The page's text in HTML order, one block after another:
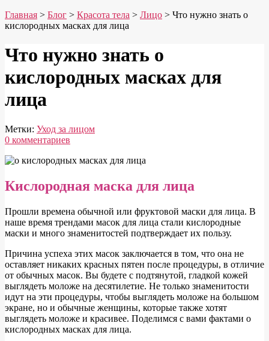
Главная > Блог > Красота тела > Лицо > Что нужно знать о
кислородных масках для лица
Что нужно знать о
кислородных масках для
лица
Метки: Уход за лицом
0 комментариев
нужно
знать
о
кислородных
масках
для
лица
Кислородная маска для лица
Прошли времена обычной или фруктовой маски для лица. В
наше время трендами масок для лица стали кислородные
маски и много знаменитостей подтверждает их пользу.
Причина успеха этих масок заключается в том, что она не
оставляет никаких красных пятен после процедуры, в отличие
от обычных масок. Вы будете с подтянутой, гладкой кожей
выглядеть моложе на десятилетие. Не только знаменитости
идут на эти процедуры, чтобы выглядеть моложе на большом
экране, но и обычные женщины, которые также хотят
выглядеть моложе и красивее. Поделимся с вами фактами о
кислородных масках для лица.